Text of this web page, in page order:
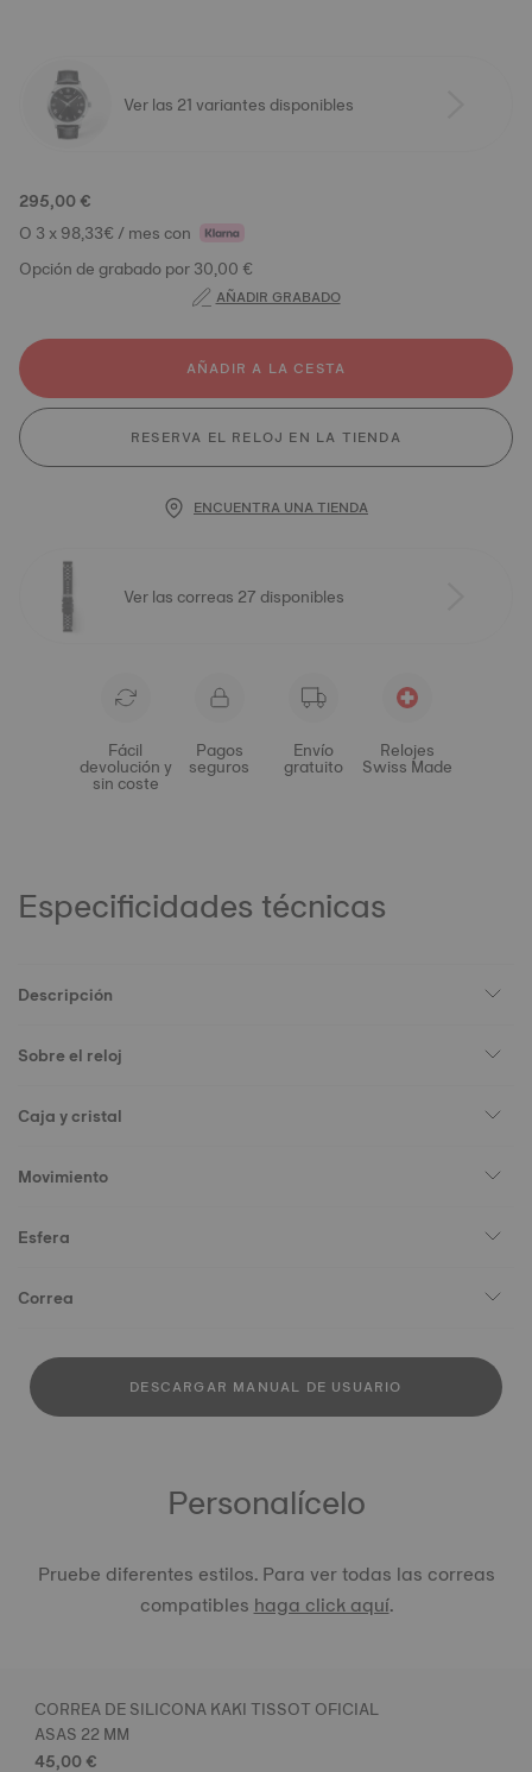
Ver las 21 variantes disponibles
295,00 €
O 3 x 98,33€ / mes con
Opción de grabado por 30,00 €
AÑADIR GRABADO
AÑADIR A LA CESTA
RESERVA EL RELOJ EN LA TIENDA
ENCUENTRA UNA TIENDA
Ver las correas 27 disponibles
Fácil
devolución y
sin coste
Pagos
seguros
Envío
gratuito
Relojes
Swiss Made
Especificidades técnicas
Descripción
Sobre el reloj
Caja y cristal
Movimiento
Esfera
Correa
DESCARGAR MANUAL DE USUARIO
Personalícelo
Pruebe diferentes estilos. Para ver todas las correas
compatibleshaga click aquí.
CORREA DE SILICONA KAKI TISSOT OFICIAL
ASAS 22 MM
45,00 €